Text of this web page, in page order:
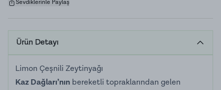
Sevdiklerinle Paylaş
Ürün Detayı
Limon Çeşnili Zeytinyağı
Kaz Dağları’nın bereketli topraklarından gelen